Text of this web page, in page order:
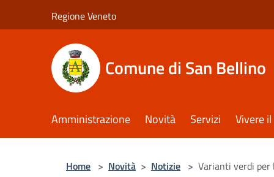
Regione Veneto
Comune di San Bellino
Amministrazione Novità Servizi Vivere
Home > Novità > Notizie > Varianti verdi per